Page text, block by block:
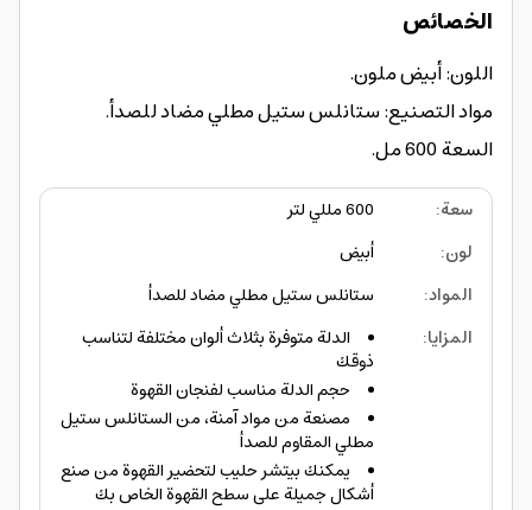
الخصائص
اللون: أبيض ملون.
مواد التصنيع: ستانلس ستيل مطلي مضاد للصدأ.
السعة 600 مل.
سعة:
600 مللي لتر
لون:
أبيض
المواد:
ستانلس ستيل مطلي مضاد للصدأ
المزايا:
الدلة متوفرة بثلاث ألوان مختلفة لتناسب
ذوقك
حجم الدلة مناسب لفنجان القهوة
مصنعة من مواد آمنة، من الستانلس ستيل
مطلي المقاوم للصدأ
يمكنك بيتشر حليب لتحضير القهوة من صنع
أشكال جميلة على سطح القهوة الخاص بك